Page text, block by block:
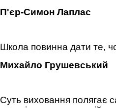
П'єр-Симон Лаплас
Школа повинна дати те,
Михайло Грушевський
Суть виховання полягає